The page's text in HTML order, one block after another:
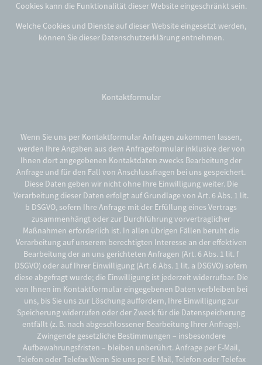
Cookies kann die Funktionalität dieser Website eingeschränkt sein.
Welche Cookies und Dienste auf dieser Website eingesetzt werden,
können Sie dieser Datenschutzerklärung entnehmen.
Kontaktformular
Wenn Sie uns per Kontaktformular Anfragen zukommen lassen,
werden Ihre Angaben aus dem Anfrageformular inklusive der von
Ihnen dort angegebenen Kontaktdaten zwecks Bearbeitung der
Anfrage und für den Fall von Anschlussfragen bei uns gespeichert.
Diese Daten geben wir nicht ohne Ihre Einwilligung weiter. Die
Verarbeitung dieser Daten erfolgt auf Grundlage von Art. 6 Abs. 1 lit.
b DSGVO, sofern Ihre Anfrage mit der Erfüllung eines Vertrags
zusammenhängt oder zur Durchführung vorvertraglicher
Maßnahmen erforderlich ist. In allen übrigen Fällen beruht die
Verarbeitung auf unserem berechtigten Interesse an der effektiven
Bearbeitung der an uns gerichteten Anfragen (Art. 6 Abs. 1 lit. f
DSGVO) oder auf Ihrer Einwilligung (Art. 6 Abs. 1 lit. a DSGVO) sofern
diese abgefragt wurde; die Einwilligung ist jederzeit widerrufbar. Die
von Ihnen im Kontaktformular eingegebenen Daten verbleiben bei
uns, bis Sie uns zur Löschung auffordern, Ihre Einwilligung zur
Speicherung widerrufen oder der Zweck für die Datenspeicherung
entfällt (z. B. nach abgeschlossener Bearbeitung Ihrer Anfrage).
Zwingende gesetzliche Bestimmungen – insbesondere
Aufbewahrungsfristen – bleiben unberührt. Anfrage per E-Mail,
Telefon oder Telefax Wenn Sie uns per E-Mail, Telefon oder Telefax